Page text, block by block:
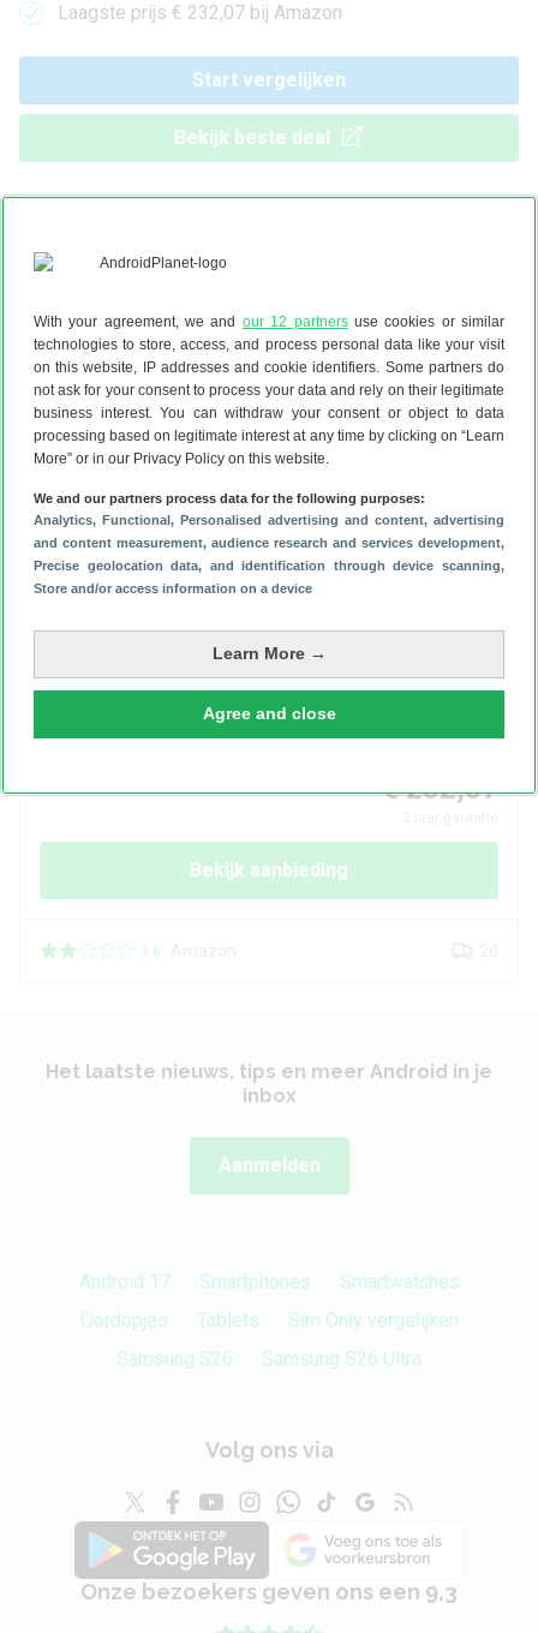
With your agreement, we and our 12 partnersuse cookies or similar
technologies to store, access, and process personal data like your visit
on this website, IP addresses and cookie identifiers. Some partners do
not ask for your consent to process your data and rely on their legitimate
business interest. You can withdraw your consent or object to data
processing based on legitimate interest at any time by clicking on “Learn
More” or in our Privacy Policy on this website.
We and our partners process data for the following purposes:
Analytics, Functional, Personalised advertising and content, advertising
and content measurement, audience research and services development,
Precise geolocation data, and identification through device scanning,
Store and/or access information on a device
Learn More →
Agree and close
Laagste prijs € 232,07 bij Amazon
Start vergelijken
Bekijk beste deal
Ervaar draadloos gemak en een goede geluidskwaliteit met
waar je de Beats Powerbeats Pro het goedkoopst kan
aanbiedingen van betrouwbare webshops en vind snel de
beste Beats Powerbeats Pro deal.
Gesponsord
Sim only (10GB data)
40GB voor €6,50 per maand
✓Betrouwbaar KPN netwerk
✓
Extra voordeel met KPN Combivoordeel
✓Al 37 keer de beste volgens de Consumentenbond!
Bekijk aanbieding
Powerbeats Pro
€ 232,07
Bekijk aanbieding
3.6
Het laatste nieuws, tips en meer Android in je
inbox
Aanmelden
Android 17 Smartphones
Smartwatches
Oordopjes
Tablets
Sim Only vergelijken
Samsung S26
Samsung S26 Ultra
Volg ons via
Onze bezoekers geven ons een 9,3